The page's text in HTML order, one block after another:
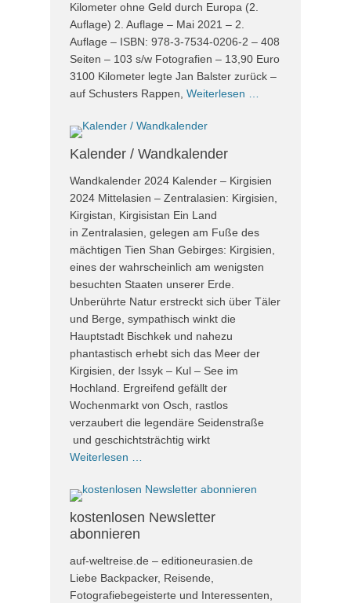
Kilometer ohne Geld durch Europa (2.
Auflage) 2. Auflage – Mai 2021 – 2.
Auflage – ISBN: 978-3-7534-0206-2 – 408
Seiten – 103 s/w Fotografien – 13,90 Euro
3100 Kilometer legte Jan Balster zurück –
auf Schusters Rappen, Weiterlesen …
Kalender / Wandkalender
Wandkalender 2024 Kalender – Kirgisien
2024 Mittelasien – Zentralasien: Kirgisien,
Kirgistan, Kirgisistan Ein Land
in Zentralasien, gelegen am Fuße des
mächtigen Tien Shan Gebirges: Kirgisien,
eines der wahrscheinlich am wenigsten
besuchten Staaten unserer Erde.
Unberührte Natur erstreckt sich über Täler
und Berge, sympathisch winkt die
Hauptstadt Bischkek und nahezu
phantastisch erhebt sich das Meer der
Kirgisien, der Issyk – Kul – See im
Hochland. Ergreifend gefällt der
Wochenmarkt von Osch, rastlos
verzaubert die legendäre Seidenstraße
und geschichtsträchtig wirkt
Weiterlesen …
kostenlosen Newsletter
abonnieren
auf-weltreise.de – editioneurasien.de
Liebe Backpacker, Reisende,
Fotografiebegeisterte und Interessenten,